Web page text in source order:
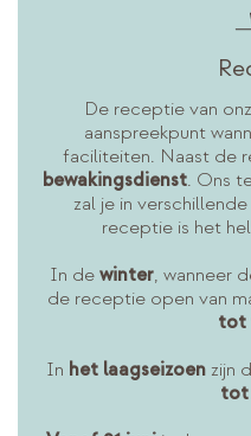
De receptie van
aanspreekpunt
faciliteiten. Naast de
bewakingsdienst. Ons
zal je in
receptie is het
In de winter, wanneer
de receptie open van
tot
In het laagseizoen zijn
tot